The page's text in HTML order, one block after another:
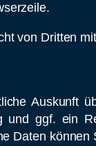
von Dritten
Auskunft
und ggf. ein
Daten können